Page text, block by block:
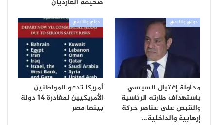
صحيفة الغارديان
دولي واقليمي
محاولة إغتيال السيسي
باستهداف طارته الرئاسية
والقبض على عناصر حركة
إرهابية والداخلية…
دولي واقليمي
أمريكا تدعو المواطنين
الأمريكيين لمغادرة 14 دولة
بينها مصر